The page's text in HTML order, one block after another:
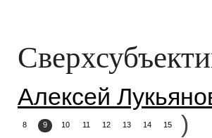
Алексей
8 9 10 11 12 13 14 15
)